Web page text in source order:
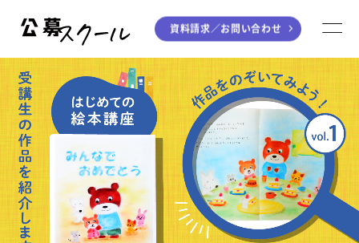
公募スクール
ジャンルから探す
小説
エッセイ
童話
ライティング
川柳・短歌・俳句
音楽（作詞・作曲）
アート・絵本
資料請求／お問い合わせ